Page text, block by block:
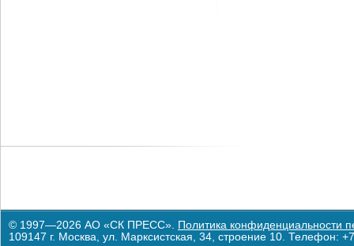
© 1997—2026 АО «СК ПРЕСС». Политика конфиденциальности
109147 г. Москва, ул. Марксистская, 34, строение 10. Телефон: